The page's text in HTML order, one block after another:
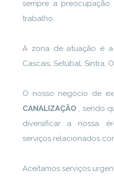
sempre a
trabalho.
A zona de atuação é a
Cascais, Setúbal, Sintra,
O nosso negócio de
CANALIZAÇÃO , sendo
diversificar a nossa
serviços relacionados
Aceitamos serviços